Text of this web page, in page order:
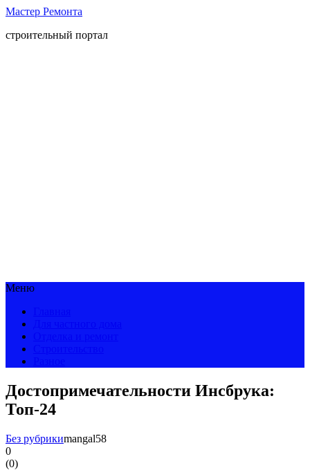
Мастер Ремонта
строительный портал
Меню
Достопримечательности Инсбрука:
Топ-24
Без рубрикиmangal58
0
(0)